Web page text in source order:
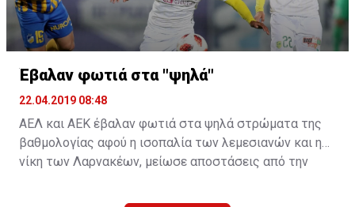
Έβαλαν φωτιά στα "ψηλά"
22.04.2019 08:48
ΑΕΛ και ΑΕΚ έβαλαν φωτιά στα ψηλά στρώματα της
βαθμολογίας αφού η ισοπαλία των λεμεσιανών και η
νίκη των Λαρνακέων, μείωσε αποστάσεις από την